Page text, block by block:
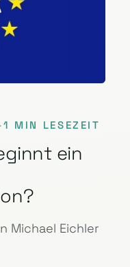
·1 MIN LESEZEIT
ein
Michael Eichler